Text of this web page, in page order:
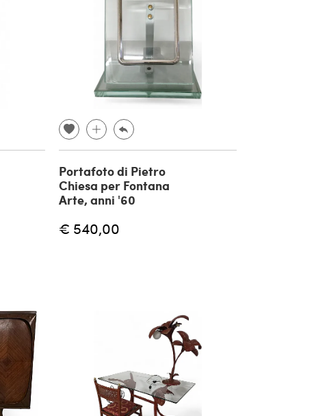
Portafoto di Pietro
Chiesa per Fontana
Arte, anni '60
€ 540,00